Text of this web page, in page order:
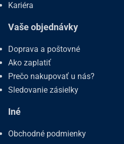
Kariéra
Vaše objednávky
Doprava a poštovné
Ako zaplatiť
Prečo nakupovať u nás?
Sledovanie zásielky
Iné
Obchodné podmienky